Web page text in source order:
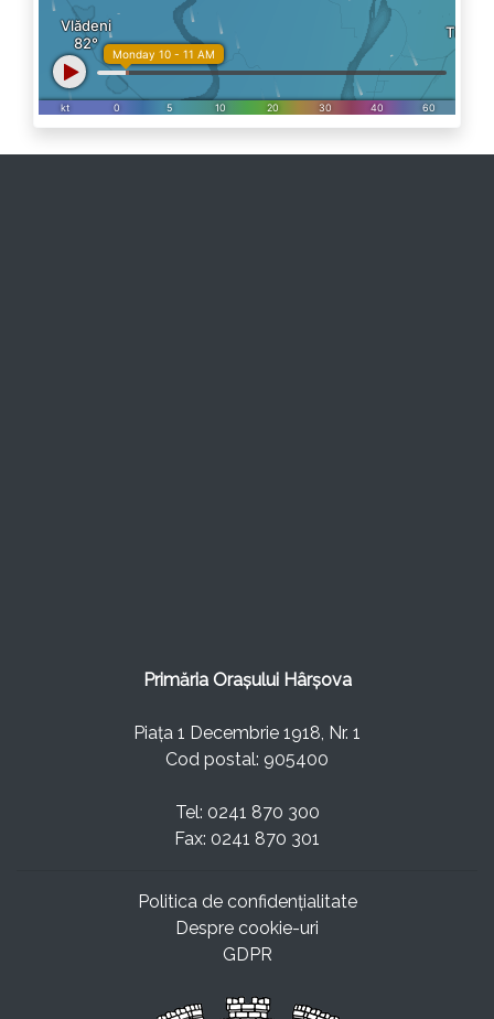
Primăria Orașului Hârșova
Piața 1 Decembrie 1918, Nr. 1
Cod postal: 905400
Tel: 0241 870 300
Fax: 0241 870 301
Politica de confidențialitate
Despre cookie-uri
GDPR